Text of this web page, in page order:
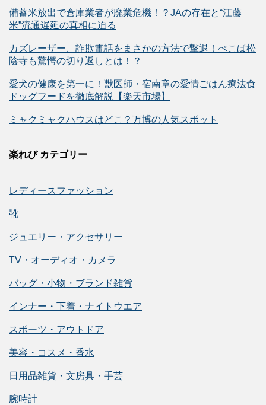
備蓄米放出で倉庫業者が廃業危機！？JAの存在と“江藤
米”流通遅延の真相に迫る
カズレーザー、詐欺電話をまさかの方法で撃退！ぺこぱ松
陰寺も驚愕の切り返しとは！？
愛犬の健康を第一に！獣医師・宿南章の愛情ごはん療法食
ドッグフードを徹底解説【楽天市場】
ミャクミャクハウスはどこ？万博の人気スポット
楽れび カテゴリー
レディースファッション
靴
ジュエリー・アクセサリー
TV・オーディオ・カメラ
バッグ・小物・ブランド雑貨
インナー・下着・ナイトウエア
スポーツ・アウトドア
美容・コスメ・香水
日用品雑貨・文房具・手芸
腕時計